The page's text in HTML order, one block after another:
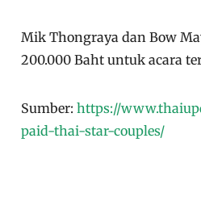
Mik Thongraya dan Bow
200.000 Baht untuk acara
Sumber:https://
paid-thai-star-couples/